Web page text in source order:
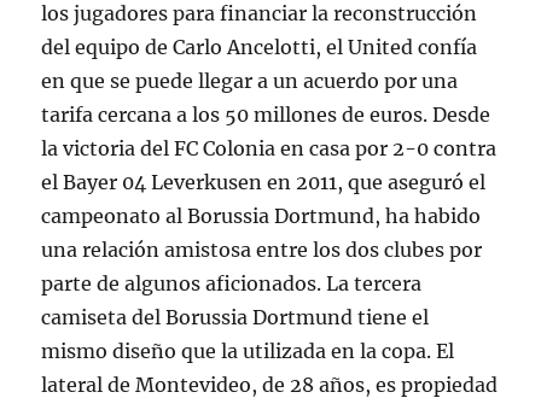
los jugadores para financiar la reconstrucción
del equipo de Carlo Ancelotti, el United confía
en que se puede llegar a un acuerdo por una
tarifa cercana a los 50 millones de euros. Desde
la victoria del FC Colonia en casa por 2-0 contra
el Bayer 04 Leverkusen en 2011, que aseguró el
campeonato al Borussia Dortmund, ha habido
una relación amistosa entre los dos clubes por
parte de algunos aficionados. La tercera
camiseta del Borussia Dortmund tiene el
mismo diseño que la utilizada en la copa. El
lateral de Montevideo, de 28 años, es propiedad